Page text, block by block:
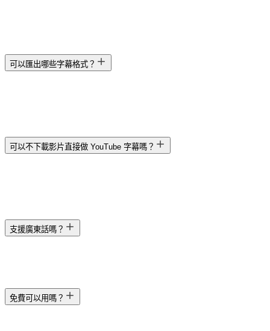
可以匯出哪些字幕格式？
可以不下載影片直接做 YouTube 字幕嗎？
支援廣東話嗎？
免費可以用嗎？